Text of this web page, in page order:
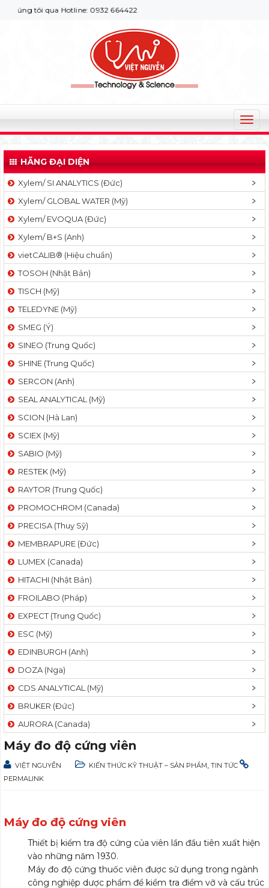
tôi qua Hotline: 0932 664422
T
o
g
l
v
a
t
n
HÃNG ĐẠI DIỆN
Xylem/ SI ANALYTICS (Đức)
Xylem/ GLOBAL WATER (Mỹ)
Xylem/ EVOQUA (Đức)
Xylem/ B+S (Anh)
vietCALIB® (Hiệu chuẩn)
TOSOH (Nhật Bản)
TISCH (Mỹ)
TELEDYNE (Mỹ)
SMEG (Ý)
SINEO (Trung Quốc)
SHINE (Trung Quốc)
SERCON (Anh)
SEAL ANALYTICAL (Mỹ)
SCION (Hà Lan)
SCIEX (Mỹ)
SABIO (Mỹ)
RESTEK (Mỹ)
RAYTOR (Trung Quốc)
PROMOCHROM (Canada)
PRECISA (Thuỵ Sỹ)
MEMBRAPURE (Đức)
LUMEX (Canada)
HITACHI (Nhật Bản)
FROILABO (Pháp)
EXPECT (Trung Quốc)
ESC (Mỹ)
EDINBURGH (Anh)
DOZA (Nga)
CDS ANALYTICAL (Mỹ)
BRUKER (Đức)
AURORA (Canada)
Máy đo độ cứng viên
VIỆT NGUYỄN KIẾN THỨC KỸ THUẬT – SẢN PHẨM TIN TỨC
PERMALINK
Máy đo độ cứng viên
Thiết bị kiểm tra độ cứng của viên lần đầu tiên xuất hiện
vào những năm 1930.
Máy đo độ cứng thuốc viên được sử dụng trong ngành
công nghiệp dược phẩm để kiểm tra điểm vỡ và cấu trúc